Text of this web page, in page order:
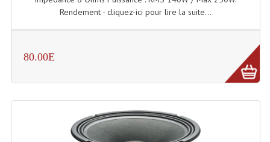
Machines À Brouillard
Machines À Bulles
Machines À Effet Brouillard
Rendement - cliquez-ici pour lire la suite...
80.00E